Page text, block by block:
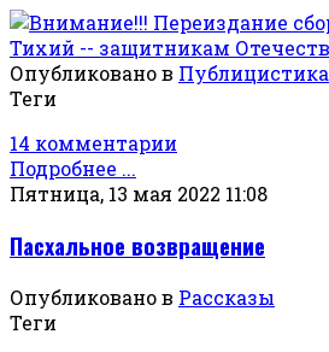
Опубликовано в Публицистика
Теги
14 комментарии
Подробнее ...
Пятница, 13 мая 2022 11:08
Пасхальное возвращение
Опубликовано в Рассказы
Теги